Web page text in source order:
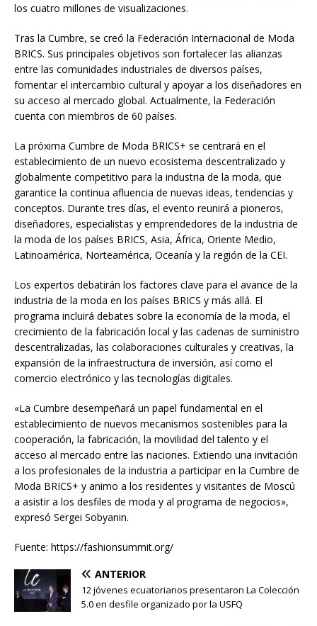
los cuatro millones de visualizaciones.
Tras la Cumbre, se creó la Federación Internacional de Moda
BRICS. Sus principales objetivos son fortalecer las alianzas
entre las comunidades industriales de diversos países,
fomentar el intercambio cultural y apoyar a los diseñadores en
su acceso al mercado global. Actualmente, la Federación
cuenta con miembros de 60 países.
La próxima Cumbre de Moda BRICS+ se centrará en el
establecimiento de un nuevo ecosistema descentralizado y
globalmente competitivo para la industria de la moda, que
garantice la continua afluencia de nuevas ideas, tendencias y
conceptos. Durante tres días, el evento reunirá a pioneros,
diseñadores, especialistas y emprendedores de la industria de
la moda de los países BRICS, Asia, África, Oriente Medio,
Latinoamérica, Norteamérica, Oceanía y la región de la CEI.
Los expertos debatirán los factores clave para el avance de la
industria de la moda en los países BRICS y más allá. El
programa incluirá debates sobre la economía de la moda, el
crecimiento de la fabricación local y las cadenas de suministro
descentralizadas, las colaboraciones culturales y creativas, la
expansión de la infraestructura de inversión, así como el
comercio electrónico y las tecnologías digitales.
«La Cumbre desempeñará un papel fundamental en el
establecimiento de nuevos mecanismos sostenibles para la
cooperación, la fabricación, la movilidad del talento y el
acceso al mercado entre las naciones. Extiendo una invitación
a los profesionales de la industria a participar en la Cumbre de
Moda BRICS+ y animo a los residentes y visitantes de Moscú
a asistir a los desfiles de moda y al programa de negocios»,
expresó Sergei Sobyanin.
Fuente: https://fashionsummit.org/
ANTERIOR
12 jóvenes ecuatorianos presentaron La Colección
5.0 en desfile organizado por la USFQ